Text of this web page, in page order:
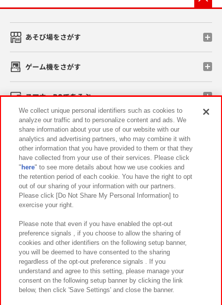
あそび場をさがす
ゲーム機をさがす
スマホ・PCであそぶ
イベント・キャンペーン
関連会社 サステナビリティ サイトポリシー
プライバシーポリシー ウェブアクセシビリティ方針と検証結果
お取引先さまとともに
カスタマーハラスメント対応方針 よくあるご質問・お問い合わせ
©Bandai Namco Amusement Inc.
We collect unique personal identifiers such as cookies to
analyze our traffic and to personalize content and ads. We
share information about your use of our website with our
analytics and advertising partners, who may combine it with
other information that you have provided to them or that they
have collected from your use of their services. Please click
" here" to see more details about how we use cookies and
the retention period of each cookie. You have the right to opt
out of our sharing of your information with our partners.
Please click [Do Not Share My Personal Information] to
exercise your right.
Please note that even if you have enabled the opt-out
preference signals , if you choose to allow the sharing of
cookies and other identifiers on the following setup banner,
you will be deemed to have consented to the sharing
regardless of the opt-out preference signals . If you
understand and agree to this setting, please manage your
consent on the following setup banner by clicking the link
below, then click 'Save Settings' and close the banner.